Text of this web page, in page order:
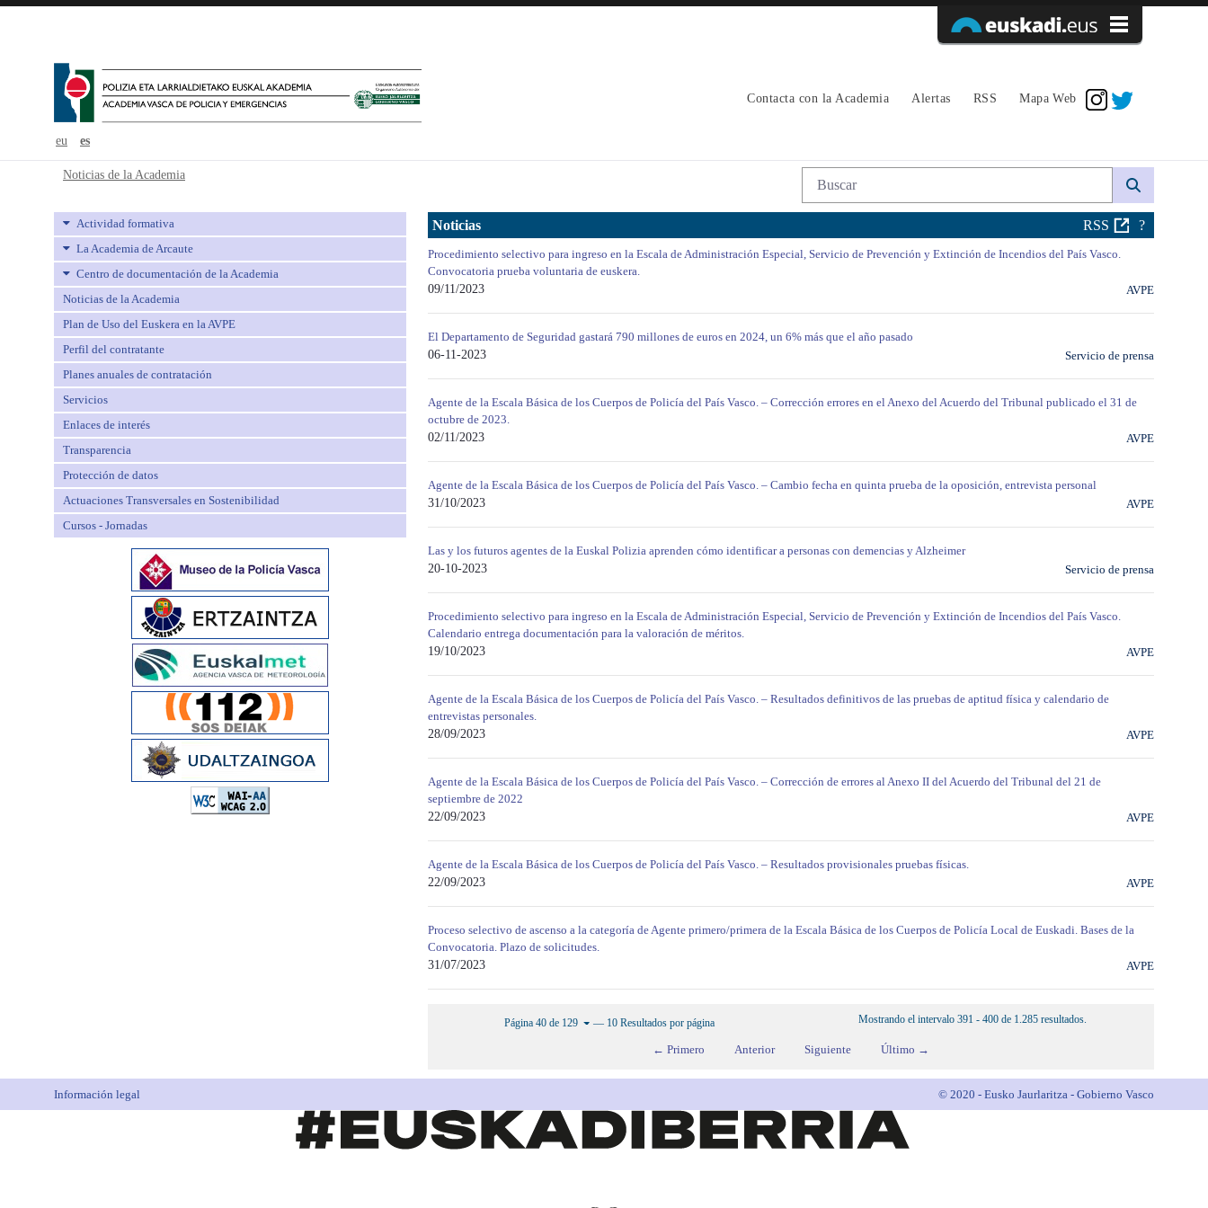
eu es
Contacta con la Academia Alertas RSS Mapa Web
Noticias de la Academia - avpe
Noticias de la Academia Búsqueda web
Actividad formativa
La Academia de Arcaute
Centro de documentación de la Academia
Noticias de la Academia
Plan de Uso del Euskera en la AVPE
Perfil del contratante
Planes anuales de contratación
Servicios
Enlaces de interés
Transparencia
Protección de datos
Actuaciones Transversales en Sostenibilidad
Cursos - Jornadas
Noticias RSS ?
Procedimiento selectivo para ingreso en la Escala de Administración Especial, Servicio de Prevención y Extinción de Incendios del País Vasco.
Convocatoria prueba voluntaria de euskera.
09/11/2023
AVPE
El Departamento de Seguridad gastará 790 millones de euros en 2024, un 6% más que el año pasado
06-11-2023
Servicio de prensa
Agente de la Escala Básica de los Cuerpos de Policía del País Vasco. – Corrección errores en el Anexo del Acuerdo del Tribunal publicado el 31 de
octubre de 2023.
02/11/2023
AVPE
Agente de la Escala Básica de los Cuerpos de Policía del País Vasco. – Cambio fecha en quinta prueba de la oposición, entrevista personal
31/10/2023
AVPE
Las y los futuros agentes de la Euskal Polizia aprenden cómo identificar a personas con demencias y Alzheimer
20-10-2023
Servicio de prensa
Procedimiento selectivo para ingreso en la Escala de Administración Especial, Servicio de Prevención y Extinción de Incendios del País Vasco.
Calendario entrega documentación para la valoración de méritos.
19/10/2023
AVPE
Agente de la Escala Básica de los Cuerpos de Policía del País Vasco. – Resultados definitivos de las pruebas de aptitud física y calendario de
entrevistas personales.
28/09/2023
AVPE
Agente de la Escala Básica de los Cuerpos de Policía del País Vasco. – Corrección de errores al Anexo II del Acuerdo del Tribunal del 21 de
septiembre de 2022
22/09/2023
AVPE
Agente de la Escala Básica de los Cuerpos de Policía del País Vasco. – Resultados provisionales pruebas físicas.
22/09/2023
AVPE
Proceso selectivo de ascenso a la categoría de Agente primero/primera de la Escala Básica de los Cuerpos de Policía Local de Euskadi. Bases de la
Convocatoria. Plazo de solicitudes.
31/07/2023
AVPE
Página 40 de 129 — 10 Resultados por página Mostrando el intervalo 391 - 400 de 1.285 resultados.
← Primero Anterior Siguiente Último →
Información legal © 2020 - Eusko Jaurlaritza - Gobierno Vasco